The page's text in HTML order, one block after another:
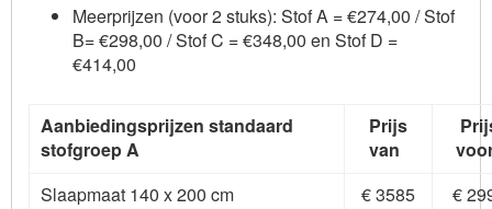
Meerprijzen (voor 2 stuks): Stof A = €274,00 / Stof
B= €298,00 / Stof C = €348,00 en Stof D =
€414,00
Aanbiedingsprijzen standaard
stofgroep A
Prijs
van
Slaapmaat 140 x 200 cm
€ 3585
€